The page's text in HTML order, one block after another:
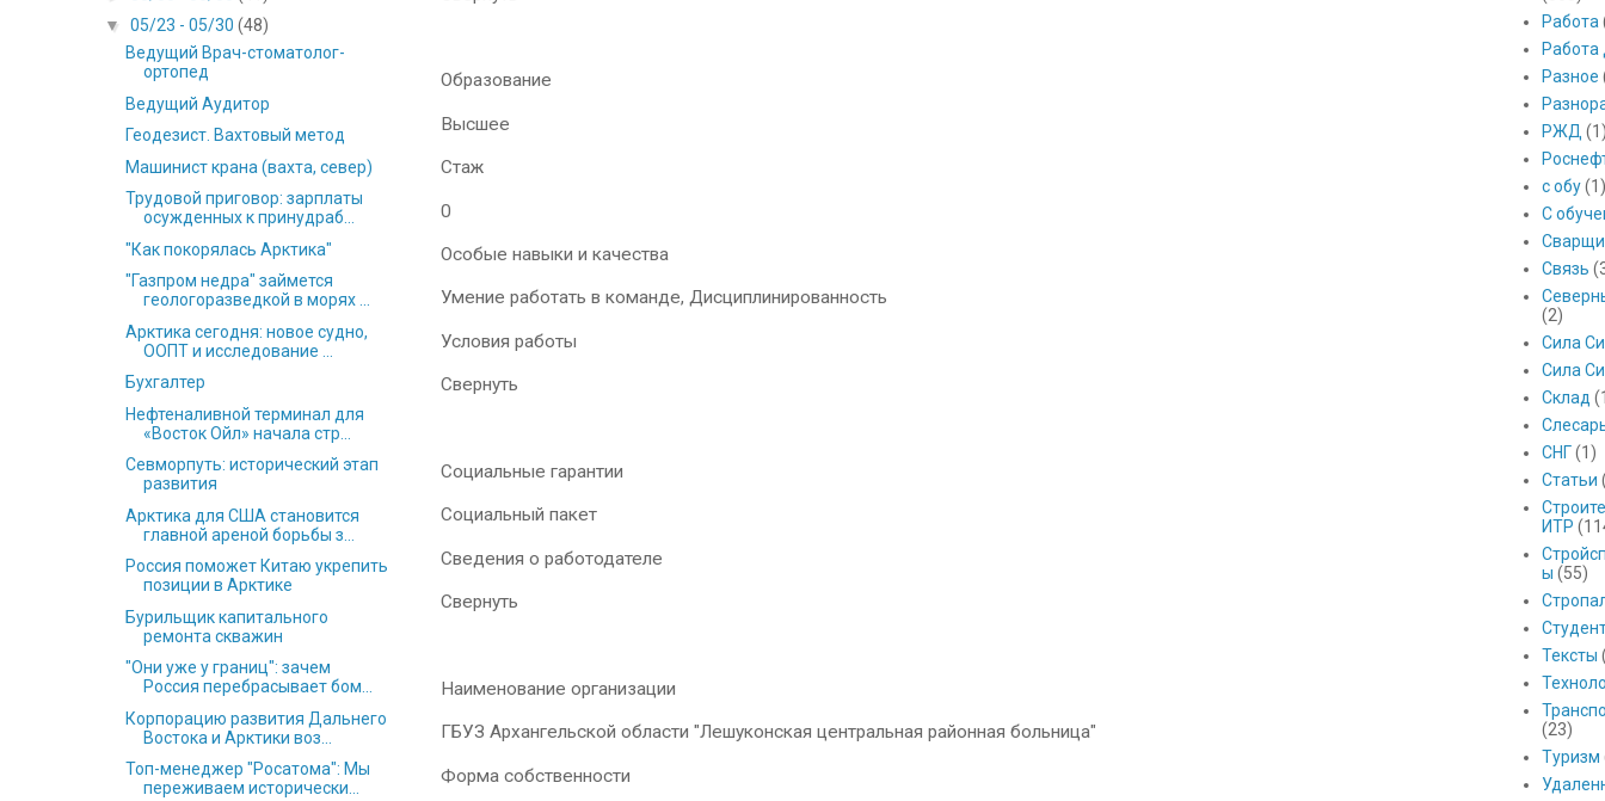
Образование
Высшее
Стаж
0
Особые навыки и качества
Умение работать в команде, Дисциплинированность
Условия работы
Свернуть
Социальные гарантии
Социальный пакет
Сведения о работодателе
Свернуть
Наименование организации
ГБУЗ Архангельской области "Лешуконская центральная районная больница"
Форма собственности
▼ 05/23 - 05/30 (48)
Ведущий Врач-стоматолог-
ортопед
Ведущий Аудитор
Геодезист. Вахтовый метод
Машинист крана (вахта, север)
Трудовой приговор: зарплаты
осужденных к принудраб...
"Как покорялась Арктика"
"Газпром недра" займется
геологоразведкой в морях ...
Арктика сегодня: новое судно,
ООПТ и исследование ...
Бухгалтер
Нефтеналивной терминал для
«Восток Ойл» начала стр...
Севморпуть: исторический этап
развития
Арктика для США становится
главной ареной борьбы з...
Россия поможет Китаю укрепить
позиции в Арктике
Бурильщик капитального
ремонта скважин
"Они уже у границ": зачем
Россия перебрасывает бом...
Корпорацию развития Дальнего
Востока и Арктики воз...
Топ-менеджер "Росатома": Мы
переживаем исторически...
Работа
Работа
Разное
РЖД
с обу (1)
С
Связь
(2)
Сила
Сила
Склад
СНГ (1)
Статьи
ИТР
ы (55)
Тексты
(23)
Туризм